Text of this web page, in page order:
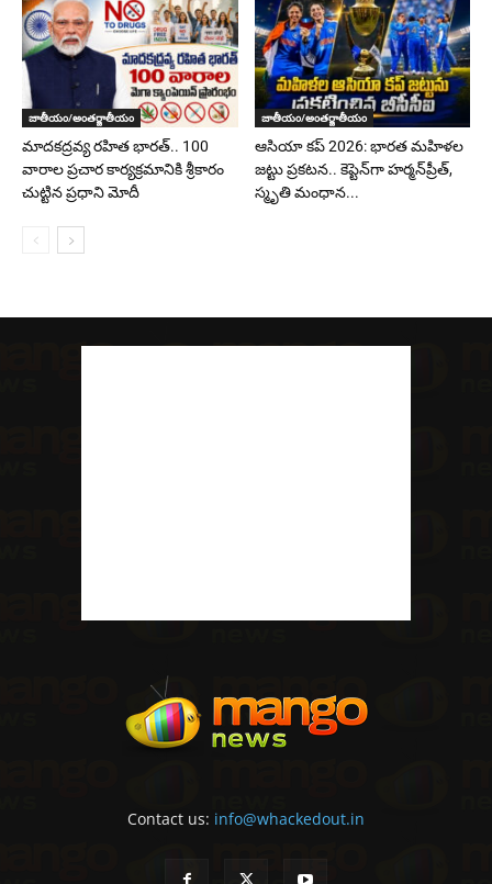
జాతీయం/అంతర్జాతీయం
మాదకద్రవ్య రహిత భారత్.. 100
వారాల ప్రచార కార్యక్రమానికి శ్రీకారం
చుట్టిన ప్రధాని మోదీ
జాతీయం/అంతర్జాతీయం
ఆసియా కప్ 2026: భారత మహిళల
జట్టు ప్రకటన.. కెప్టెన్‌గా హర్మన్‌ప్రీత్,
స్మృతి మంధాన...
Contact us: info@whackedout.in